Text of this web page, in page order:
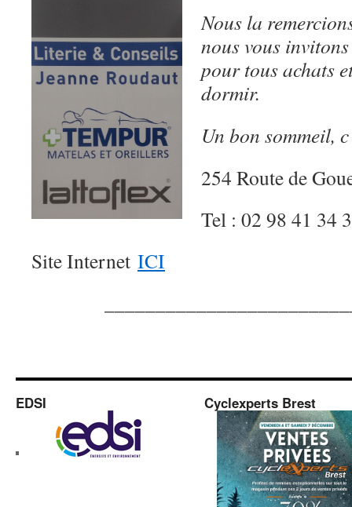
Nous la
nous vous
pour tous achats
dormir.
Un bon sommeil,
254 Route de
Tel : 02 98 41 34
Site Internet ICI
EDSI Cyclexperts Brest